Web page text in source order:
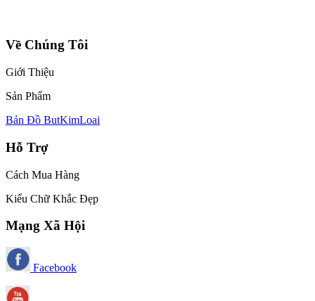
Về Chúng Tôi
Giới Thiệu
Sản Phẩm
Bản Đồ ButKimLoai
Hỗ Trợ
Cách Mua Hàng
Kiểu Chữ Khắc Đẹp
Mạng Xã Hội
Facebook